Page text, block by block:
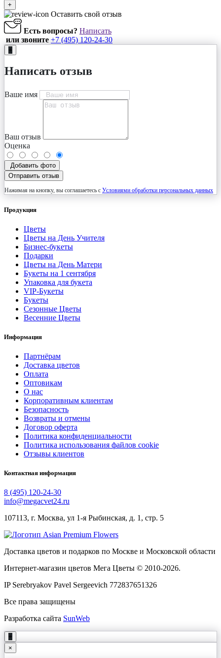
+
Оставить свой отзыв
Есть вопросы? Написать
или звоните +7 (495) 120-24-30
+
Написать отзыв
Ваше имя
Ваш отзыв
Оценка
Добавить фото
Отправить отзыв
Нажимая на кнопку, вы соглашаетесь с Условиями обработки персональных данных
Продукция
Цветы
Цветы на День Учителя
Бизнес-букеты
Подарки
Цветы на День Матери
Букеты на 1 сентября
Упаковка для букета
VIP-Букеты
Букеты
Сезонные Цветы
Весенние Цветы
Информация
Партнёрам
Доставка цветов
Оплата
Оптовикам
О нас
Корпоративным клиентам
Безопасность
Возвраты и отмены
Договор оферта
Политика конфиденциальности
Политика использования файлов cookie
Отзывы клиентов
Контактная информация
8 (495) 120-24-30
info@megacvet24.ru
107113, г. Москва, ул 1-я Рыбинская, д. 1, стр. 5
Доставка цветов и подарков по Москве и Московской области
Интернет-магазин цветов Мега Цветы © 2010-2026.
IP Serebryakov Pavel Sergeevich 772837651326
Все права защищены
Разработка сайта SunWeb
+
×